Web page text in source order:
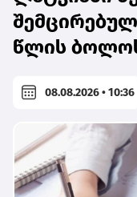
წლის
08.08.2026 • 10:36